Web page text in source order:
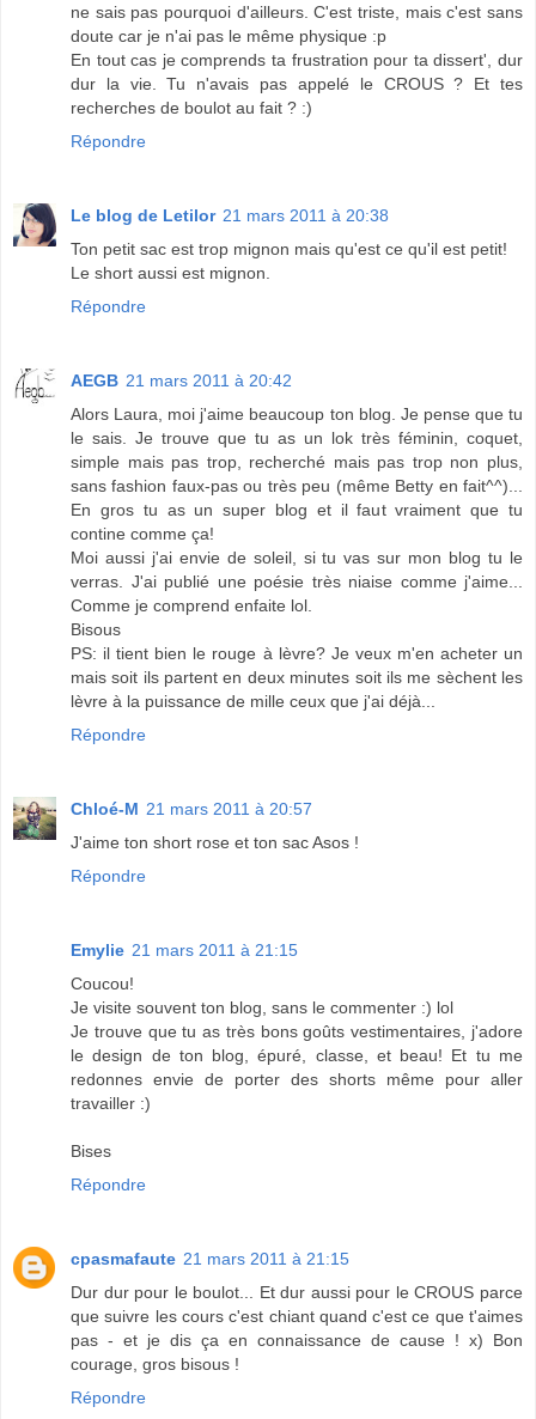
ne sais pas pourquoi d'ailleurs. C'est triste, mais c'est sans
doute car je n'ai pas le même physique :p
En tout cas je comprends ta frustration pour ta dissert', dur
dur la vie. Tu n'avais pas appelé le CROUS ? Et tes
recherches de boulot au fait ? :)
Répondre
Le blog de Letilor 21 mars 2011 à 20:38
Ton petit sac est trop mignon mais qu'est ce qu'il est petit!
Le short aussi est mignon.
Répondre
AEGB 21 mars 2011 à 20:42
Alors Laura, moi j'aime beaucoup ton blog. Je pense que tu
le sais. Je trouve que tu as un lok très féminin, coquet,
simple mais pas trop, recherché mais pas trop non plus,
sans fashion faux-pas ou très peu (même Betty en fait^^)...
En gros tu as un super blog et il faut vraiment que tu
contine comme ça!
Moi aussi j'ai envie de soleil, si tu vas sur mon blog tu le
verras. J'ai publié une poésie très niaise comme j'aime...
Comme je comprend enfaite lol.
Bisous
PS: il tient bien le rouge à lèvre? Je veux m'en acheter un
mais soit ils partent en deux minutes soit ils me sèchent les
lèvre à la puissance de mille ceux que j'ai déjà...
Répondre
Chloé-M 21 mars 2011 à 20:57
J'aime ton short rose et ton sac Asos !
Répondre
Emylie 21 mars 2011 à 21:15
Coucou!
Je visite souvent ton blog, sans le commenter :) lol
Je trouve que tu as très bons goûts vestimentaires, j'adore
le design de ton blog, épuré, classe, et beau! Et tu me
redonnes envie de porter des shorts même pour aller
travailler :)
Bises
Répondre
cpasmafaute 21 mars 2011 à 21:15
Dur dur pour le boulot... Et dur aussi pour le CROUS parce
que suivre les cours c'est chiant quand c'est ce que t'aimes
pas - et je dis ça en connaissance de cause ! x) Bon
courage, gros bisous !
Répondre